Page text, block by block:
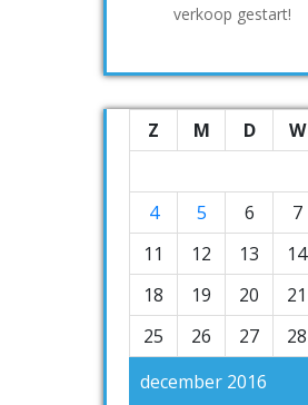
verkoop gestart!
december 2016
Z M D W
4
5 6 7
11
12 13 14
18
19 20 21
25
26 27 28